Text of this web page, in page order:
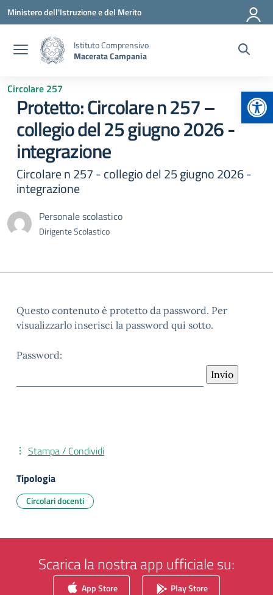
Vai ai contenuti
Vai al menu di navigazione
Vai al footer
Ministero dell'Istruzione e del Merito
Istituto Comprensivo
Macerata Campania
Circolare 257
Protetto: Circolare n 257 –
collegio del 25 giugno 2026 -
integrazione
Circolare n 257 - collegio del 25 giugno 2026 -
integrazione
Personale scolastico
Dirigente Scolastico
Questo contenuto è protetto da password. Per
visualizzarlo inserisci la password qui sotto.
Password:
Stampa / Condividi
Tipologia
Circolari docenti
Scarica la nostra app ufficiale su:
App Store Play Store